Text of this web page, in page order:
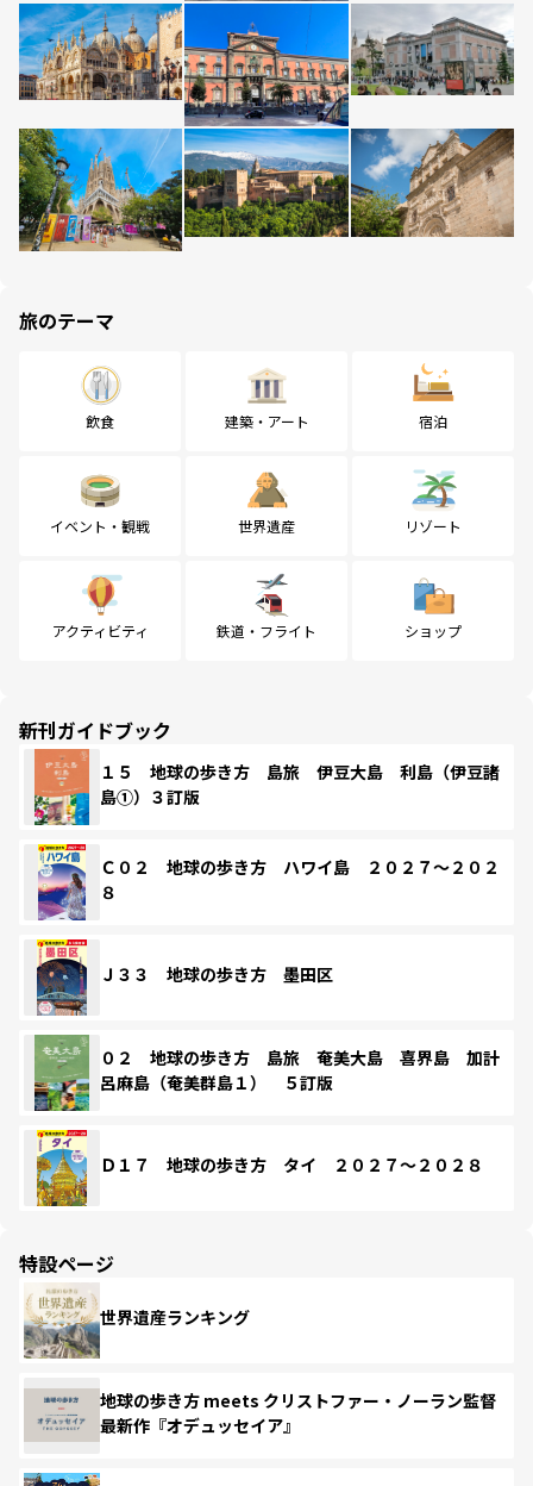
旅のテーマ
飲食 建築・アート 宿泊
イベント・観戦 世界遺産 リゾート
アクティビティ 鉄道・フライト ショップ
新刊ガイドブック
１５ 地球の歩き方 島旅 伊豆大島 利島（伊豆諸
島①）３訂版
Ｃ０２ 地球の歩き方 ハワイ島 ２０２７～２０２
８
Ｊ３３ 地球の歩き方 墨田区
０２ 地球の歩き方 島旅 奄美大島 喜界島 加計
呂麻島（奄美群島１） ５訂版
Ｄ１７ 地球の歩き方 タイ ２０２７～２０２８
特設ページ
世界遺産ランキング
地球の歩き方 meets クリストファー・ノーラン監督
最新作『オデュッセイア』